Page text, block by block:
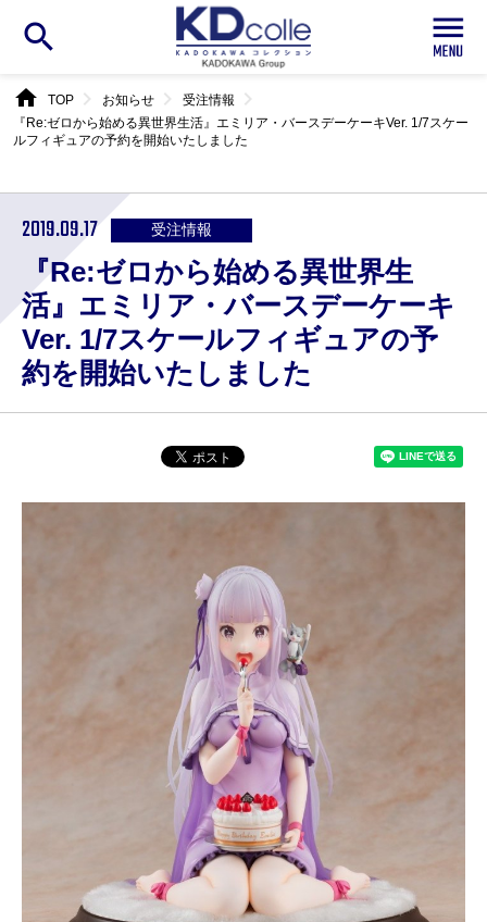
search
home TOPchevron_right お知らせchevron_right 受注情報chevron_right
『Re:ゼロから始める異世界生活』エミリア・バースデーケーキVer. 1/7スケー
ルフィギュアの予約を開始いたしました
2019.09.17 受注情報
『Re:ゼロから始める異世界生
活』エミリア・バースデーケーキ
Ver. 1/7スケールフィギュアの予
約を開始いたしました